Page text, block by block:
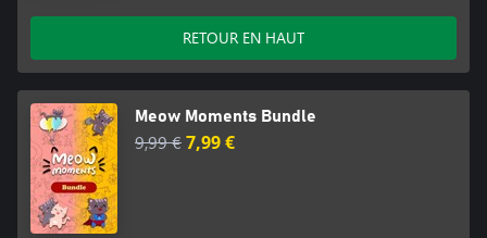
RETOUR EN HAUT
Meow Moments Bundle
9,99 €7,99 €